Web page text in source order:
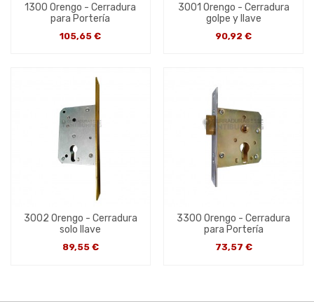
1300 Orengo - Cerradura
para Portería
105,65 €
3001 Orengo - Cerradura
golpe y llave
90,92 €
3002 Orengo - Cerradura
solo llave
89,55 €
3300 Orengo - Cerradura
para Portería
73,57 €